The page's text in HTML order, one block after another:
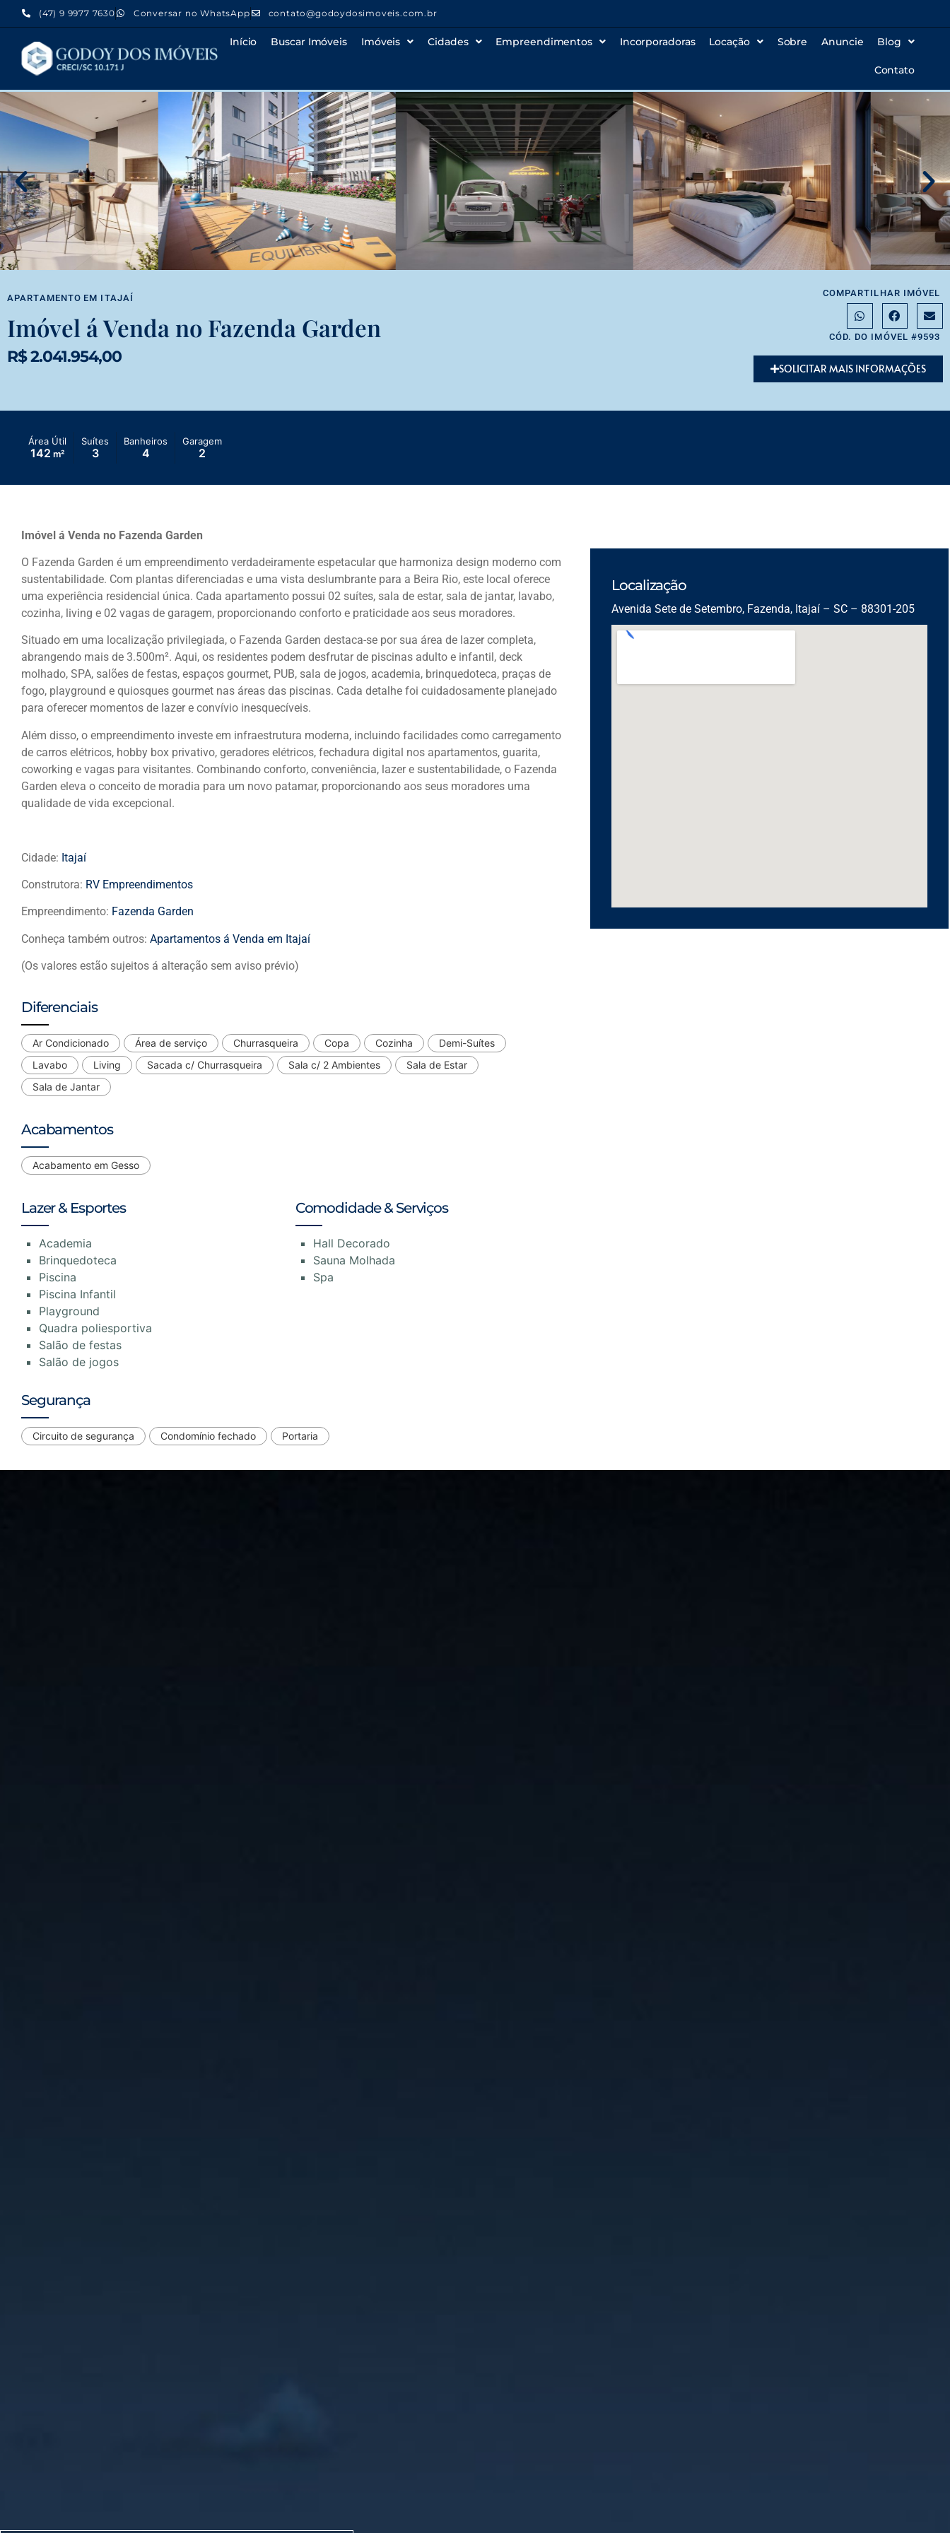
(47) 9 9977 7630 Conversar no WhatsApp contato@godoydosimoveis.com.br
Início Buscar Imóveis Imóveis Cidades Empreendimentos Incorporadoras Locação Sobre Anuncie Blog
Contato
APARTAMENTO EM ITAJAÍ
Imóvel á Venda no Fazenda Garden
R$ 2.041.954,00
COMPARTILHAR IMÓVEL
CÓD. DO IMÓVEL #9593
SOLICITAR MAIS INFORMAÇÕES
Área Útil
142 m²
Suítes
3
Banheiros
4
Garagem
2
Imóvel á Venda no Fazenda Garden
O Fazenda Garden é um empreendimento verdadeiramente espetacular que harmoniza design moderno com
sustentabilidade. Com plantas diferenciadas e uma vista deslumbrante para a Beira Rio, este local oferece
uma experiência residencial única. Cada apartamento possui 02 suítes, sala de estar, sala de jantar, lavabo,
cozinha, living e 02 vagas de garagem, proporcionando conforto e praticidade aos seus moradores.
Situado em uma localização privilegiada, o Fazenda Garden destaca-se por sua área de lazer completa,
abrangendo mais de 3.500m². Aqui, os residentes podem desfrutar de piscinas adulto e infantil, deck
molhado, SPA, salões de festas, espaços gourmet, PUB, sala de jogos, academia, brinquedoteca, praças de
fogo, playground e quiosques gourmet nas áreas das piscinas. Cada detalhe foi cuidadosamente planejado
para oferecer momentos de lazer e convívio inesquecíveis.
Além disso, o empreendimento investe em infraestrutura moderna, incluindo facilidades como carregamento
de carros elétricos, hobby box privativo, geradores elétricos, fechadura digital nos apartamentos, guarita,
coworking e vagas para visitantes. Combinando conforto, conveniência, lazer e sustentabilidade, o Fazenda
Garden eleva o conceito de moradia para um novo patamar, proporcionando aos seus moradores uma
qualidade de vida excepcional.
Cidade: Itajaí
Construtora: RV Empreendimentos
Empreendimento: Fazenda Garden
Conheça também outros: Apartamentos á Venda em Itajaí
(Os valores estão sujeitos á alteração sem aviso prévio)
Diferenciais
Ar Condicionado Área de serviço Churrasqueira Copa Cozinha
Demi-Suítes
Lavabo
Living Sacada c/ Churrasqueira Sala c/ 2 Ambientes
Sala de Estar
Sala de Jantar
Acabamentos
Acabamento em Gesso
Lazer & Esportes
Academia
Brinquedoteca
Piscina
Piscina Infantil
Playground
Quadra poliesportiva
Salão de festas
Salão de jogos
Comodidade & Serviços
Hall Decorado
Sauna Molhada
Spa
Segurança
Circuito de segurança Condomínio fechado Portaria
Localização
Avenida Sete de Setembro, Fazenda, Itajaí – SC – 88301-205